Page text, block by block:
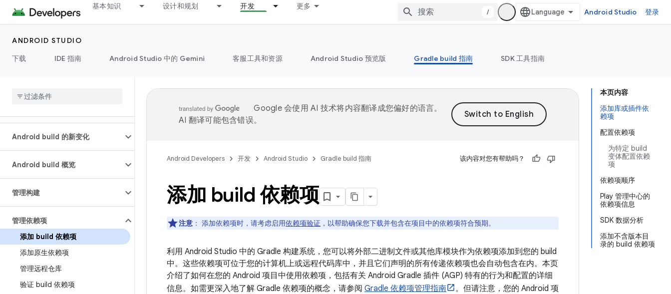
基本知识 设计和规划 开发 更多
/ Android Studio 登录
ANDROID STUDIO
下载
IDE 指南 Android Studio 中的 Gemini 客服工具和资源 Android Studio 预览版 Gradle build 指南 SDK 工具指南
Android build 的新变化
Android build 概览
管理构建
管理依赖项
添加 build 依赖项
添加原生依赖项
管理远程仓库
验证 build 依赖项
本页内容
添加库或插件依
赖项
配置依赖项
为特定 build
变体配置依赖
项
依赖项顺序
Play 管理中心的
依赖项信息
SDK 数据分析
添加不含版本目
录的 build 依赖项
Google 会使用 AI 技术将内容翻译成您偏好的语言。
AI 翻译可能包含错误。
Android Developers 开发 Android Studio Gradle build 指南 该内容对您有帮助吗？
添加 build 依赖项
注意 ： 添加依赖项时，请考虑启用依赖项验证 ，以帮助确保您下载并包含在项目中的依赖项符合预期。
利用 Android Studio 中的 Gradle 构建系统，您可以将外部二进制文件或其他库模块作为依赖项添加到您的 build
中。这些依赖项可位于您的计算机上或远程代码库中，并且它们声明的所有传递依赖项也会自动包含在内。本页
介绍了如何在您的 Android 项目中使用依赖项，包括有关 Android Gradle 插件 (AGP) 特有的行为和配置的详细
信息。如需更深入地了解 Gradle 依赖项的概念，请参阅 Gradle 依赖项管理指南
。但请注意，您的 Android 项